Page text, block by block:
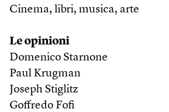
Cinema, libri, musica, arte
Le opinioni
Domenico Starnone
Paul Krugman
Joseph Stiglitz
Goffredo Fofi